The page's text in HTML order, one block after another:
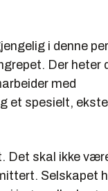
i denne
Der heter
med
et spesielt,
Det skal ikke
Selskapet